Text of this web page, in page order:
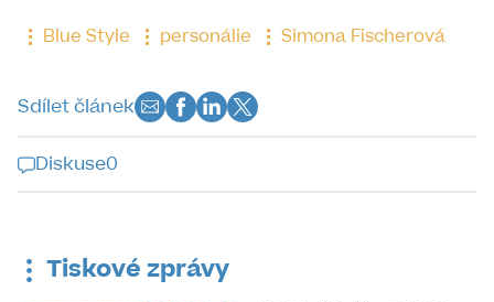
Blue Style personálie Simona Fischerová
Sdílet článek
Diskuse0
uzavřena
Tiskové zprávy